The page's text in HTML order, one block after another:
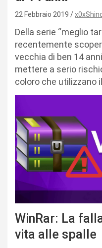
22 Febbraio 2019
Della serie “meglio
recentemente
vecchia di ben 14
mettere a serio
coloro che utilizzano
WinRar: La
vita alle spalle